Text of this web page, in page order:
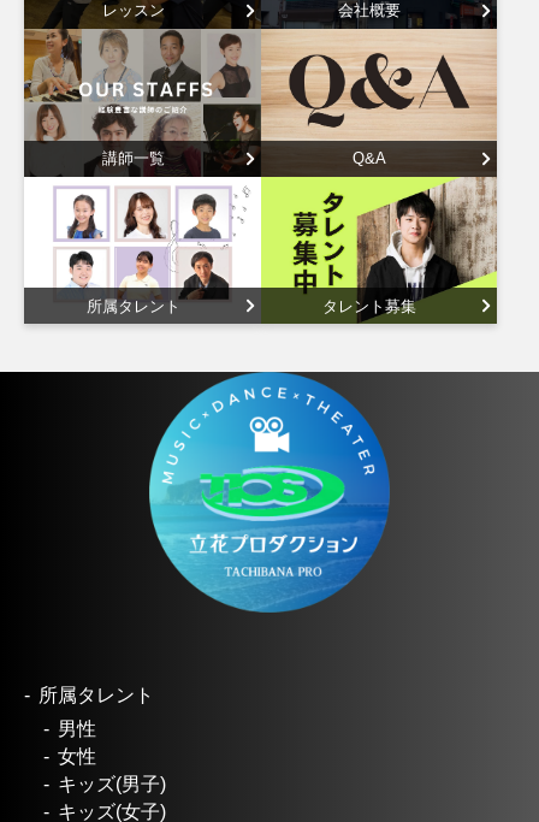
レッスン 会社概要
講師一覧 Q&A
所属タレント タレント募集
所属タレント
男性
女性
キッズ(男子)
キッズ(女子)